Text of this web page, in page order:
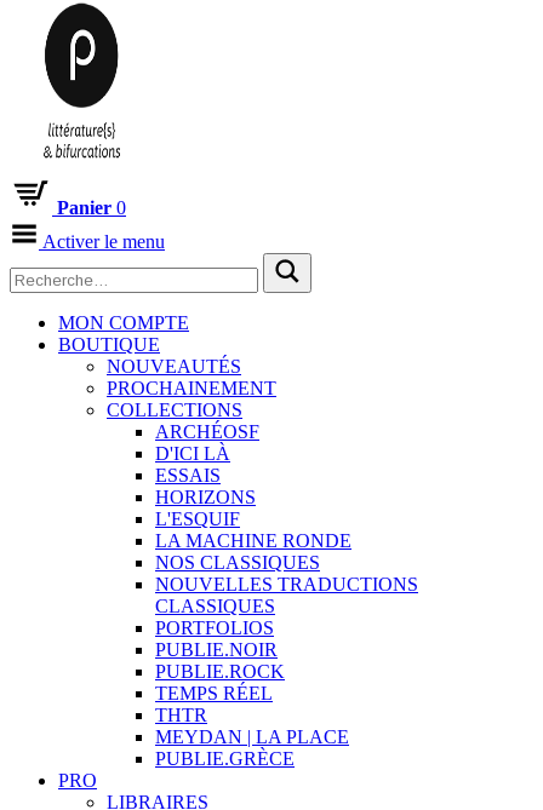
Panier 0
Activer le menu
MON COMPTE
BOUTIQUE
NOUVEAUTÉS
PROCHAINEMENT
COLLECTIONS
ARCHÉOSF
D'ICI LÀ
ESSAIS
HORIZONS
L'ESQUIF
LA MACHINE RONDE
NOS CLASSIQUES
NOUVELLES TRADUCTIONS
CLASSIQUES
PORTFOLIOS
PUBLIE.NOIR
PUBLIE.ROCK
TEMPS RÉEL
THTR
MEYDAN | LA PLACE
PUBLIE.GRÈCE
PRO
LIBRAIRES